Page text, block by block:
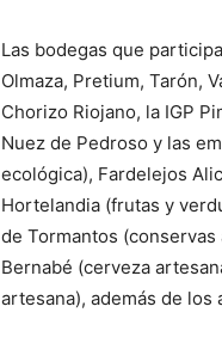
Las bodegas que
Olmaza, Pretium, Tarón,
Chorizo Riojano, la IGP
Nuez de Pedroso y las
ecológica), Fardelejos
Hortelandia (frutas y
de Tormantos
Bernabé (cerveza
artesana), además de